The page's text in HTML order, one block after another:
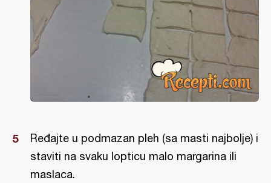
Ređajte u podmazan pleh (sa masti najbolje) i
staviti na svaku lopticu malo margarina ili
maslaca.